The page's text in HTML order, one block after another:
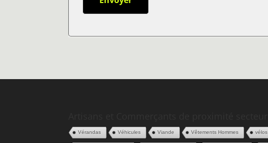
Vérandas Véhicules Viande Vêtements Hommes